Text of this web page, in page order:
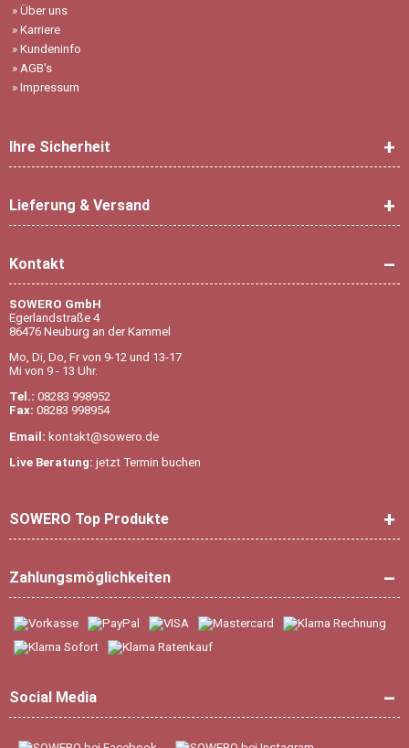
» Über uns
» Karriere
» Kundeninfo
» AGB's
» Impressum
Ihre Sicherheit
Lieferung & Versand
Kontakt
SOWERO GmbH
Egerlandstraße 4
86476 Neuburg an der Kammel
Mo, Di, Do, Fr von 9-12 und 13-17
Mi von 9 - 13 Uhr.
Tel.: 08283 998952
Fax: 08283 998954
Email: kontakt@sowero.de
Live Beratung: jetzt Termin buchen
SOWERO Top Produkte
Zahlungsmöglichkeiten
Social Media